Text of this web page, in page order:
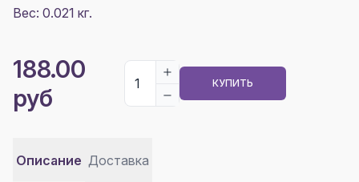
Вес: 0.021 кг.
188.00
руб
КУПИТЬ
Описание Доставка